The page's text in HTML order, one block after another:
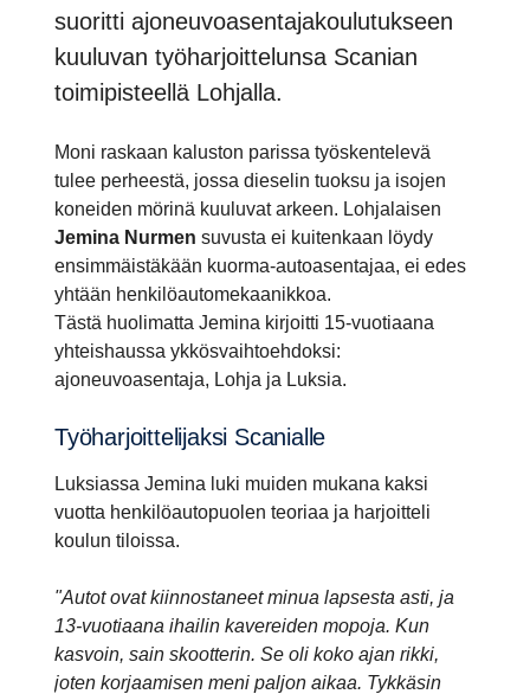
suoritti ajoneuvoasentajakoulutukseen
kuuluvan työharjoittelunsa Scanian
toimipisteellä Lohjalla.
Moni raskaan kaluston parissa työskentelevä
tulee perheestä, jossa dieselin tuoksu ja isojen
koneiden mörinä kuuluvat arkeen. Lohjalaisen
Jemina Nurmen suvusta ei kuitenkaan löydy
ensimmäistäkään kuorma-autoasentajaa, ei edes
yhtään henkilöautomekaanikkoa.
Tästä huolimatta Jemina kirjoitti 15-vuotiaana
yhteishaussa ykkösvaihtoehdoksi:
ajoneuvoasentaja, Lohja ja Luksia.
Työhar­joit­te­li­jaksi Scanialle
Luksiassa Jemina luki muiden mukana kaksi
vuotta henkilöautopuolen teoriaa ja harjoitteli
koulun tiloissa.
"Autot ovat kiinnostaneet minua lapsesta asti, ja
13-vuotiaana ihailin kavereiden mopoja. Kun
kasvoin, sain skootterin. Se oli koko ajan rikki,
joten korjaamisen meni paljon aikaa. Tykkäsin